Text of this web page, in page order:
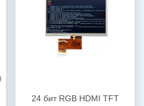
24 бит RGB HDMI TFT